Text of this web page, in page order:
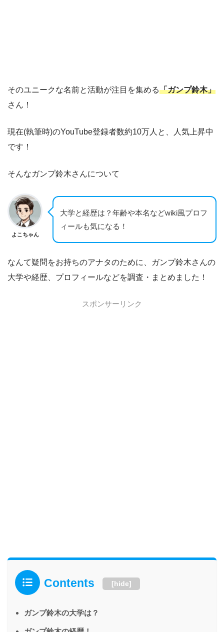
そのユニークな名前と活動が注目を集める「ガンプ鈴木」
さん！
現在(執筆時)のYouTube登録者数約10万人と、人気上昇中
です！
そんなガンプ鈴木さんについて
よこちゃん
大学と経歴は？年齢や本名などwiki風プロフ
ィールも気になる！
なんて疑問をお持ちのアナタのために、ガンプ鈴木さんの
大学や経歴、プロフィールなどを調査・まとめました！
スポンサーリンク
Contents [hide]
ガンプ鈴木の大学は？